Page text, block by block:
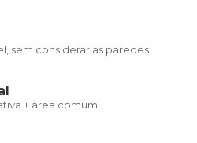
sem considerar as paredes
+ área comum